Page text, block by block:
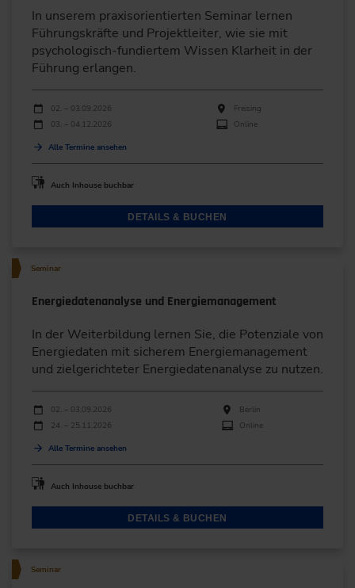
In unserem praxisorientierten Seminar lernen
Führungskräfte und Projektleiter, wie sie mit
psychologisch-fundiertem Wissen Klarheit in der
Führung erlangen.
Durchführungen
Veranstaltungsdatum
02. – 03.09.2026
Freising
03. – 04.12.2026
Online
Alle Termine ansehen
Auch Inhouse buchbar
DETAILS & BUCHEN
Seminar
Energiedatenanalyse und Energiemanagement
In der Weiterbildung lernen Sie, die Potenziale von
Energiedaten mit sicherem Energiemanagement
und zielgerichteter Energiedatenanalyse zu nutzen.
Durchführungen
Veranstaltungsdatum
02. – 03.09.2026
Berlin
24. – 25.11.2026
Online
Alle Termine ansehen
Auch Inhouse buchbar
DETAILS & BUCHEN
Seminar